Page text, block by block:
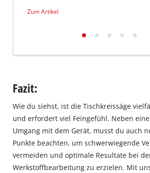
setup
their
add
content
to
the
of
technologies
used.
Zum Artikel
Fazit:
Wie du siehst, ist die Tischkreissäge
und erfordert viel Feingefühl. Neben
Umgang mit dem Gerät, musst du auch
Punkte beachten, um schwerwiegende
vermeiden und optimale Resultate bei
Werkstoffbearbeitung zu erzielen. Mit